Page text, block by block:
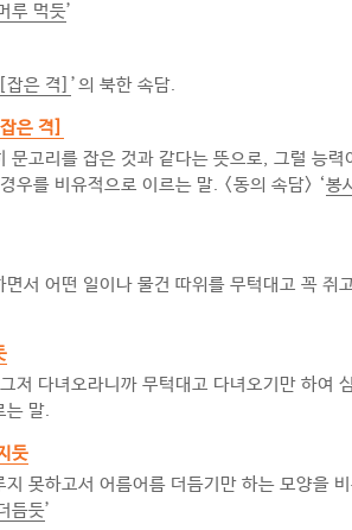
루 먹듯’
은 격] ’의 북한 속담.
은 격]
문고리를 잡은 것과 같다는 뜻으로, 그럴 능
우를 비유적으로 이르는 말. <동의 속담> ‘봉
면서 어떤 일이나 물건 따위를 무턱대고 꼭 쥐
저 다녀오라니까 무턱대고 다녀오기만 하여
는 말.
듯
지 못하고서 어름어름 더듬기만 하는 모양을
듬듯’